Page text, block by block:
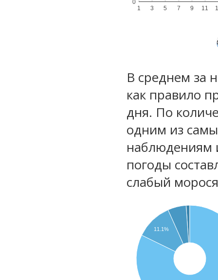
1 3 5 7 9 11
0
В среднем за
как правило
дня. По
одним из
наблюдениям
погоды
слабый
11.1%